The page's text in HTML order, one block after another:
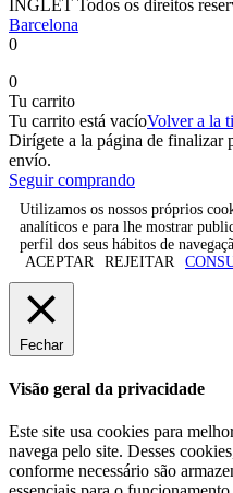
INGLET Todos os direitos
Barcelona
0
0
Tu carrito
Tu carrito está vacíoVolver a la
Dirígete a la página de finalizar
envío.
Seguir comprando
Utilizamos os nossos próprios
analíticos e para lhe mostrar
perfil dos seus hábitos de
ACEPTAR
REJEITAR
Fechar
Visão geral da privacidade
Este site usa cookies para
navega pelo site. Desses
conforme necessário são